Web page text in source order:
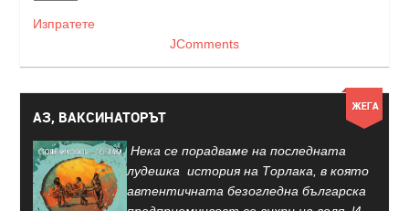
Изпратете
JComments
АЗ, ВАКСИНАТОРЪТ
Нека се порадваме на последната
лудешка история на Торлака, в която
автентичната безогледна българска